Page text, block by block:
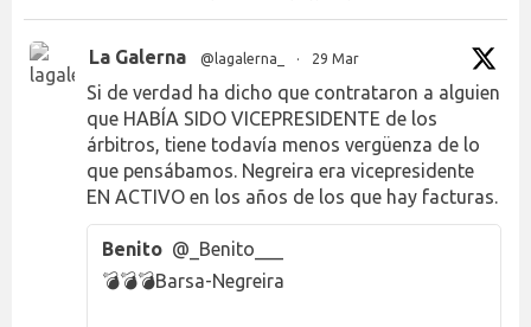
La Galerna @lagalerna_ · 29 Mar
Si de verdad ha dicho que contrataron a alguien
que HABÍA SIDO VICEPRESIDENTE de los
árbitros, tiene todavía menos vergüenza de lo
que pensábamos. Negreira era vicepresidente
EN ACTIVO en los años de los que hay facturas.
Benito @_Benito___
💣💣💣Barsa-Negreira